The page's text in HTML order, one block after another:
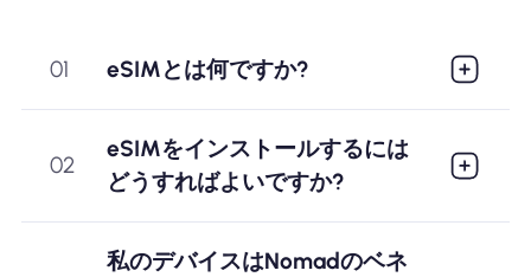
01 eSIMとは何ですか?
02
eSIMをインストールするには
どうすればよいですか?
私のデバイスはNomadのベネ